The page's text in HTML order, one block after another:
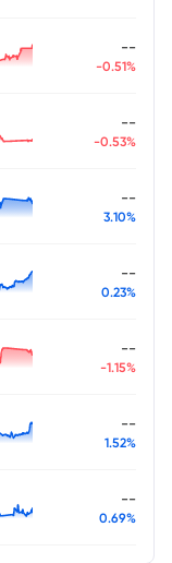
--
-0.51%
--
-0.53%
--
3.10%
--
0.23%
--
-1.15%
--
1.52%
--
0.69%